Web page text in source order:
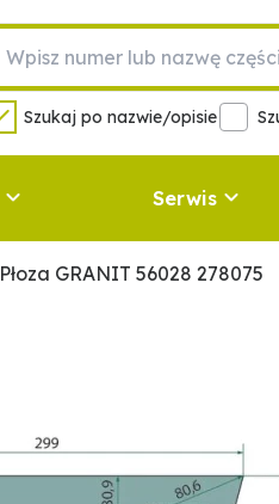
Szukaj po nazwie/opisie
Serwis
Płoza GRANIT 56028 278075